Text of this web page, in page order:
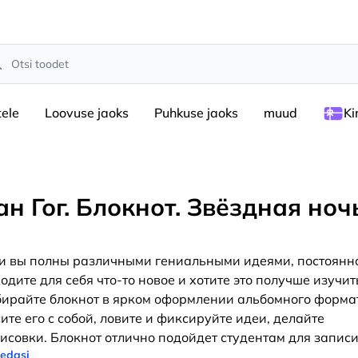
Loovuse jaoks Puhkuse jaoks muud
Гог. Блокнот. Звёздная
вы полны различными гениальными идеями,
для себя что-то новое и хотите это получше
блокнот в ярком оформлении альбомного
его с собой, ловите и фиксируйте идеи, делайте
Блокнот отлично подойдет студентам для записи